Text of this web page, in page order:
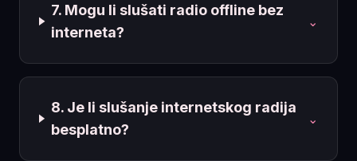
7. Mogu li slušati radio offline bez
interneta?
⌄
8. Je li slušanje internetskog radija
besplatno?
⌄